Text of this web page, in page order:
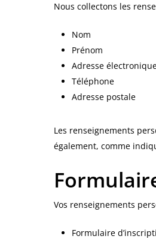
Nous collectons les
Nom
Prénom
Adresse
Téléphone
Adresse postale
Les renseignements
également, comme
Vos renseignements
Formulaire